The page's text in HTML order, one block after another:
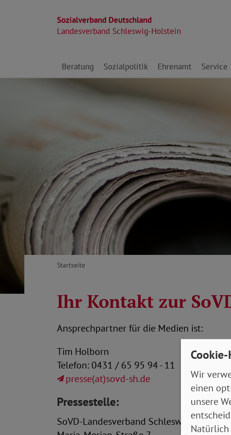
Sozialverband Deutschland
Landesverband Schleswig-Holstein
Direkt zu den Inhalten springen
Beratung Sozialpolitik Ehrenamt Service
Startseite
Ihr Kontakt zur
Ansprechpartner für die Medien ist:
Tim Holborn
Telefon: 0431 / 65 95 94 - 11
presse(at)sovd-sh.de
Pressestelle:
SoVD-Landesverband Schleswig-Holstein
Wir
einen
unsere